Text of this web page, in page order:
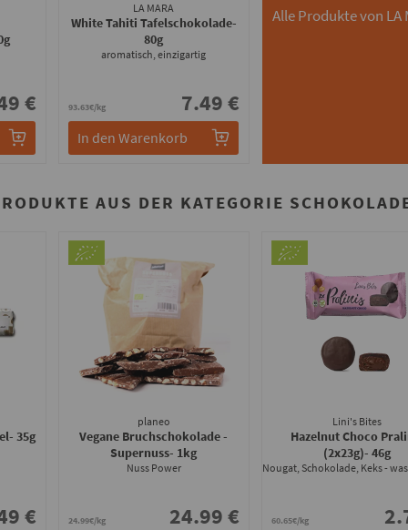
€
LA MARA
White Tahiti Tafelschokolade-
80g
aromatisch, einzigartig
93.63€/kg 7.49 €
In den Warenkorb
Alle Produkte von LA
AUS DER KATEGORIE
- 35g
€
planeo
Vegane Bruchschokolade -
Supernuss- 1kg
Nuss Power
24.99€/kg 24.99 €
Lini's Bites
Hazelnut Choco
(2x23g)- 46g
60.65€/kg